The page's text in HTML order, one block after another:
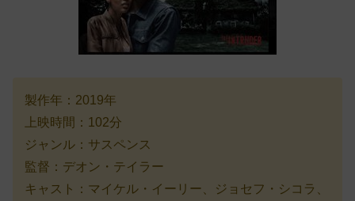
製作年：2019年
上映時間：102分
ジャンル：サスペンス
監督：デオン・テイラー
キャスト：マイケル・イーリー、ジョセフ・シコラ、